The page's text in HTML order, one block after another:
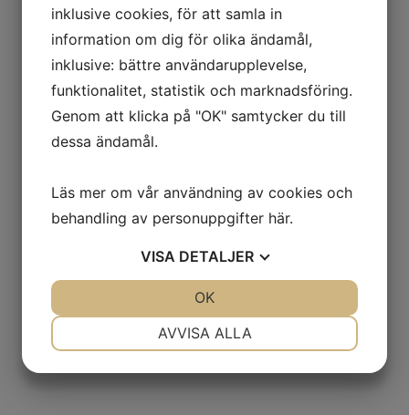
Märke: MacUrth
LIKNANDE PRODUKTER
inklusive cookies, för att samla in
information om dig för olika ändamål,
inklusive: bättre användarupplevelse,
funktionalitet, statistik och marknadsföring.
Genom att klicka på "OK" samtycker du till
dessa ändamål.
Läs mer om vår användning av cookies och
behandling av personuppgifter här.
VISA DETALJER
AVVISA ALLA
OK